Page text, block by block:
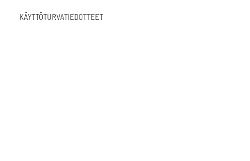
KÄYTTÖTURVATIEDOTTEET